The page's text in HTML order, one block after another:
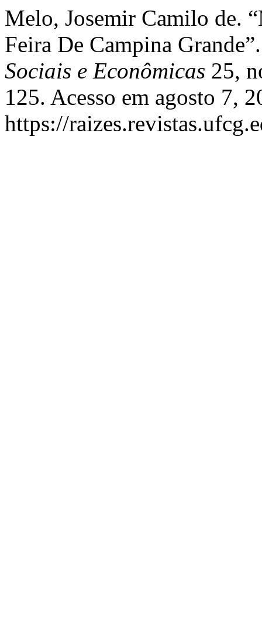
Melo, Josemir Camilo de.
Feira De Campina
Sociais e Econômicas 25,
125. Acesso em agosto 7,
https://